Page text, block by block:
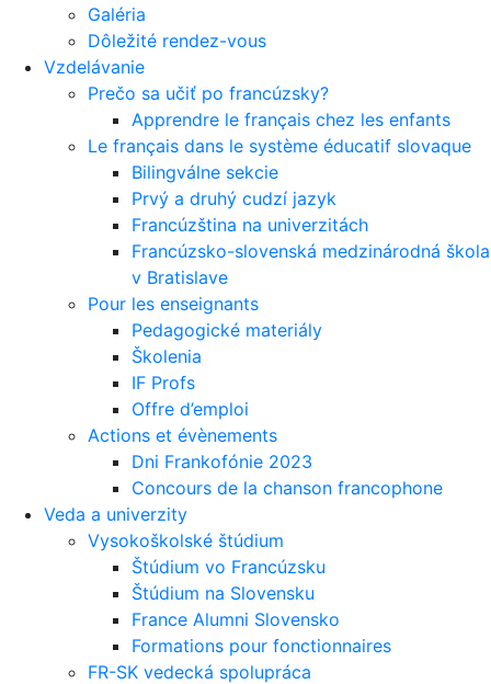
Galéria
Dôležité rendez-vous
Vzdelávanie
Prečo sa učiť po francúzsky?
Apprendre le français chez les enfants
Le français dans le système éducatif slovaque
Bilingválne sekcie
Prvý a druhý cudzí jazyk
Francúzština na univerzitách
Francúzsko-slovenská medzinárodná škola
v Bratislave
Pour les enseignants
Pedagogické materiály
Školenia
IF Profs
Offre d’emploi
Actions et évènements
Dni Frankofónie 2023
Concours de la chanson francophone
Veda a univerzity
Vysokoškolské štúdium
Štúdium vo Francúzsku
Štúdium na Slovensku
France Alumni Slovensko
Formations pour fonctionnaires
FR-SK vedecká spolupráca